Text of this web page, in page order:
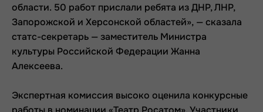
области. 50 работ прислали ребята из ДНР, ЛНР,
Запорожской и Херсонской областей», — сказала
статс-секретарь — заместитель Министра
культуры Российской Федерации Жанна
Алексеева.
Экспертная комиссия высоко оценила конкурсные